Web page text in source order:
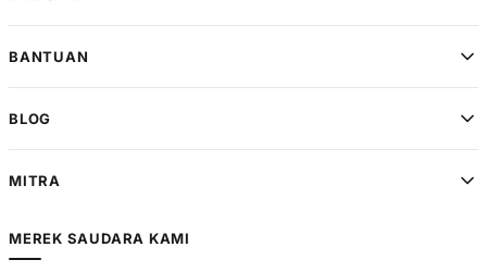
BANTUAN
BLOG
MITRA
MEREK SAUDARA KAMI